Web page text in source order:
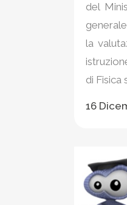
del
la
di Fisica
16